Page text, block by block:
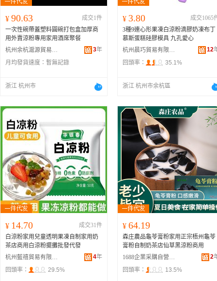
¥ 90.63
成交1件
一次性碗帶蓋塑料圓碗打包盒加厚商
用外賣涼粉專用家用酒席聚餐
杭州余杭滬源貿易商行
3年
月均發貨速度： 暫無記錄
浙江 杭州市
¥ 3.80
成交1065
3種9連心形果凍白涼粉滴膠奶凍布丁
慕斯蛋糕硅膠模具 九孔愛心
杭州晨巧貿易有限公司
12
回頭率：
35.1%
浙江 杭州市余杭區
¥ 14.70
成交31件
白涼粉家用兒童透明果凍自制家用奶
茶店商用白涼粉擺攤批發代發
杭州藍禧貿易有限公司
4年
回頭率：
29.5%
¥ 64.19
森庄農品龜苓膏粉家用正宗梧州龜苓
膏粉自制奶茶店仙草黑涼粉商用
1688企業采購自營商城
2
回頭率：
13.5%